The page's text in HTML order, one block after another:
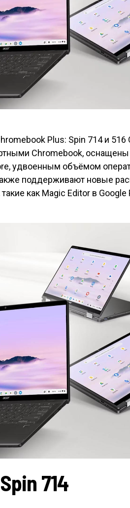
Plus: Spin 714 и 516
Chromebook, оснащены
удвоенным объёмом
поддерживают новые
как Magic Editor в
714